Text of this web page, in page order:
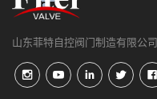
山东菲特自控阀门制造有限公司